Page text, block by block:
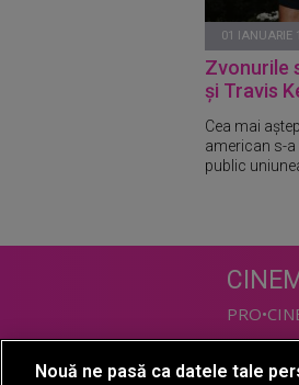
01 IANUARIE
Zvonurile
și Travis
Cea mai
american s-
public
Nouă ne pasă ca datele tale